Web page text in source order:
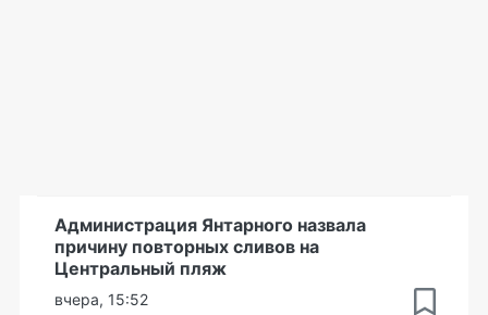
Администрация Янтарного назвала
причину повторных сливов на
Центральный пляж
вчера, 15:52